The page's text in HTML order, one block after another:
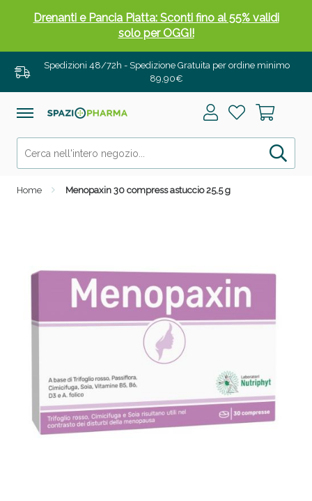
Spedizioni 48/72h - Spedizione Gratuita per ordine minimo
89,90€
Home Menopaxin 30 compress astuccio 25,5 g
Drenanti e Pancia Piatta: Sconti fino al 55% validi
solo per OGGI!